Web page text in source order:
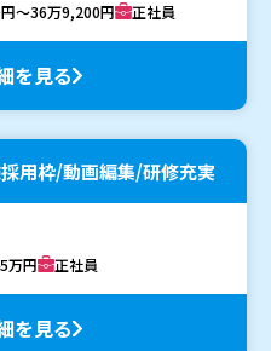
～36万9,200円 正社員
を見る
用枠/動画編集/研修充実
万円 正社員
を見る